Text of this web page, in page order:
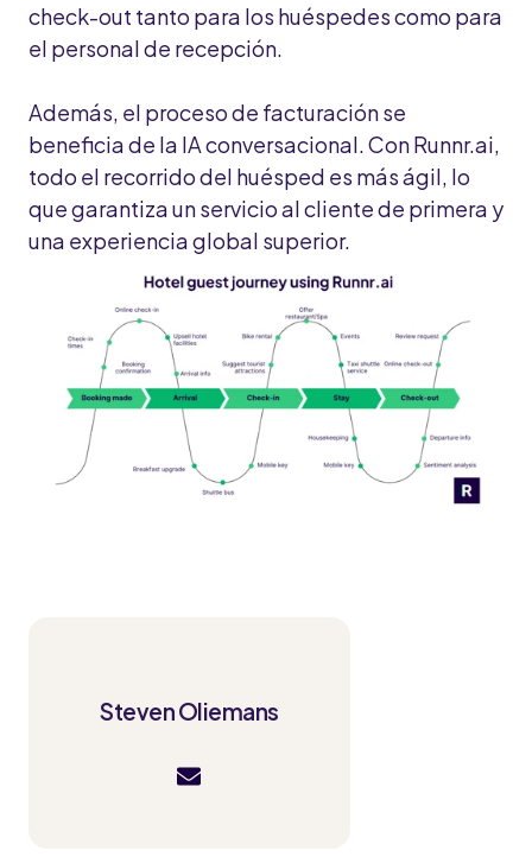
check-out tanto para los huéspedes como para
el personal de recepción.
Además, el proceso de facturación se
beneficia de la IA conversacional. Con Runnr.ai,
todo el recorrido del huésped es más ágil, lo
que garantiza un servicio al cliente de primera y
una experiencia global superior.
Steven Oliemans